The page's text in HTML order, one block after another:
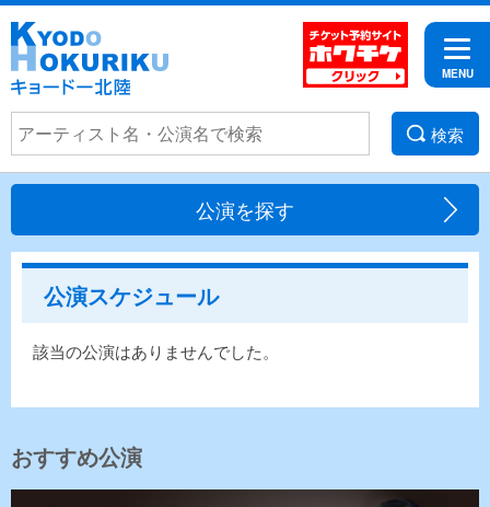
検索
公演を探す
公演スケジュール
該当の公演はありませんでした。
おすすめ公演